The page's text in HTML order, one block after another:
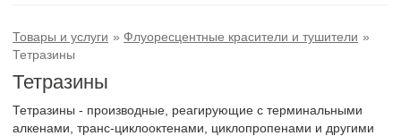
Товары и услуги
Флуоресцентные красители и тушители
Тетразины
Тетразины
Тетразины - производные, реагирующие с терминальными
алкенами, транс-циклооктенами, циклопропенами и другими